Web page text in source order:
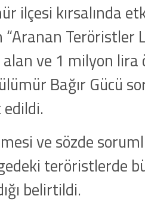
ilçesi kırsalında
Teröristler
ve 1 milyon lira
Bağır Gücü
ve sözde
teröristlerde
belirtildi.